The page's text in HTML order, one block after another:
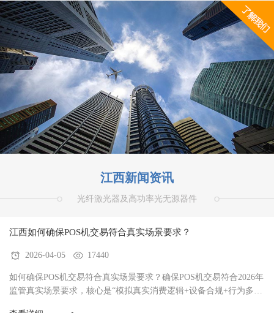
一线品牌中付支付POS机。 POS机代理加盟、刷卡机投资购
买 - POS支付创业网 ...
江西新闻资讯
光纤激光器及高功率光无源器件
江西如何确保POS机交易符合真实场景要求？
2026-04-05 17440
如何确保POS机交易符合真实场景要求？确保POS机交易符合2026年
监管真实场景要求，核心是“模拟真实消费逻辑+设备合规+行为多样